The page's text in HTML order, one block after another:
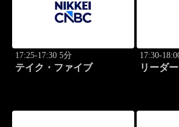
17:25-17:30 5分
テイク・ファイブ
17:30-
リーダ